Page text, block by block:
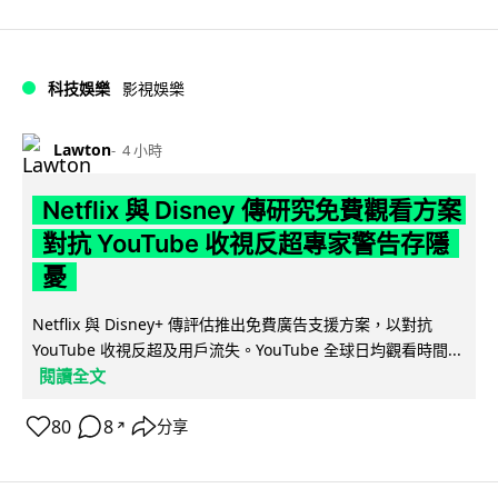
科技娛樂 影視娛樂
Lawton 4 小時
Netflix 與 Disney 傳研究免費觀看方案
對抗 YouTube 收視反超專家警告存隱
憂
Netflix 與 Disney+ 傳評估推出免費廣告支援方案，以對抗
YouTube 收視反超及用戶流失。YouTube 全球日均觀看時間...
閱讀全文
80 8 ↗ 分享